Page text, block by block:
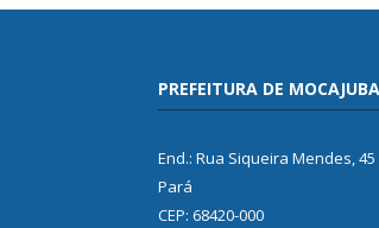
PREFEITURA DE MOCAJUBA
End.: Rua Siqueira Mendes,
Pará
CEP: 68420-000